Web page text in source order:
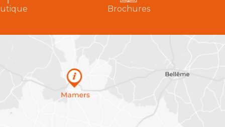
Brochures